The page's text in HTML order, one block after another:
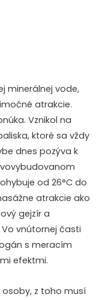
minerálnej vode,
atrakcie.
Vznikol na
ktoré sa vždy
dnes pozýva k
od 26°C do
atrakcie ako
gejzír a
vnútornej časti
s meracím
efektmi.
z toho musí